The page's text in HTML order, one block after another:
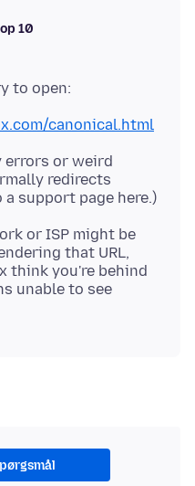
10
canonical.html
or weird
redirects
or ISP might be
that URL,
think you're behind
unable to see